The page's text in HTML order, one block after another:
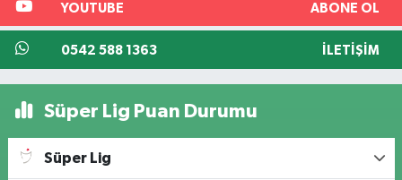
YOUTUBE ABONE OL
0542 588 1363 İLETIŞIM
Süper Lig Puan Durumu
Süper Lig